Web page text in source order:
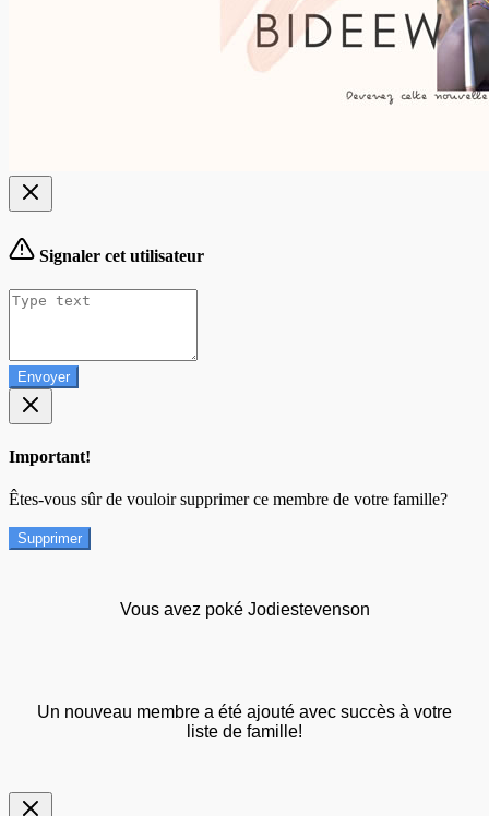
Signaler cet utilisateur
Envoyer
Important!
Êtes-vous sûr de vouloir supprimer ce membre de votre famille?
Supprimer
Vous avez poké Jodiestevenson
Un nouveau membre a été ajouté avec succès à votre
liste de famille!